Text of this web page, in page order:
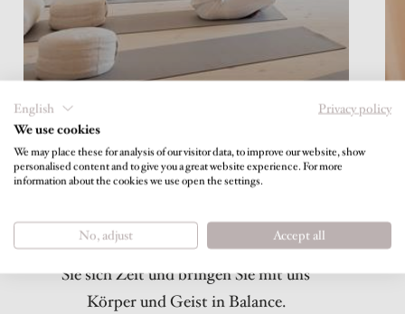
Das Leben in seiner schönsten Form: Mit
Bewegung, Yoga, Genuss, Ruhe,
Meditation und Gelassenheit. Nehmen
Sie sich Zeit und bringen Sie mit uns
Körper und Geist in Balance.
English
Privacy policy
We use cookies
We may place these for analysis of our visitor data, to improve our website, show
personalised content and to give you a great website experience. For more
information about the cookies we use open the settings.
No, adjust Accept all